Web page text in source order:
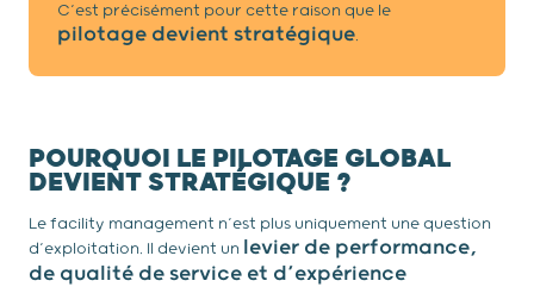
C’est précisément pour cette raison que le
pilotage devient stratégique.
POURQUOI LE PILOTAGE GLOBAL
DEVIENT STRATÉGIQUE ?
Le facility management n’est plus uniquement une question
d’exploitation. Il devient un levier de performance,
de qualité de service et d’expérience